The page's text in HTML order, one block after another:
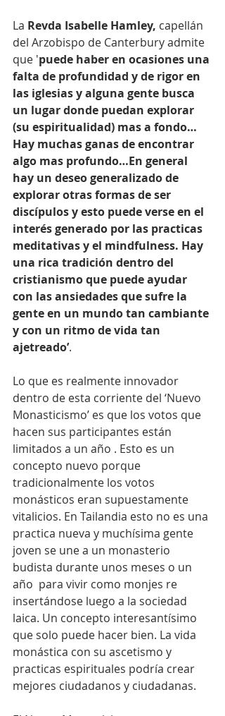
La Revda Isabelle Hamley, capellán
del Arzobispo de Canterbury admite
que 'puede haber en ocasiones una
falta de profundidad y de rigor en
las iglesias y alguna gente busca
un lugar donde puedan explorar
(su espiritualidad) mas a fondo…
Hay muchas ganas de encontrar
algo mas profundo…En general
hay un deseo generalizado de
explorar otras formas de ser
discípulos y esto puede verse en el
interés generado por las practicas
meditativas y el mindfulness. Hay
una rica tradición dentro del
cristianismo que puede ayudar
con las ansiedades que sufre la
gente en un mundo tan cambiante
y con un ritmo de vida tan
ajetreado’.
Lo que es realmente innovador
dentro de esta corriente del ‘Nuevo
Monasticismo’ es que los votos que
hacen sus participantes están
limitados a un año . Esto es un
concepto nuevo porque
tradicionalmente los votos
monásticos eran supuestamente
vitalicios. En Tailandia esto no es una
practica nueva y muchísima gente
joven se une a un monasterio
budista durante unos meses o un
año  para vivir como monjes re
insertándose luego a la sociedad
laica. Un concepto interesantísimo
que solo puede hacer bien. La vida
monástica con su ascetismo y
practicas espirituales podría crear
mejores ciudadanos y ciudadanas.